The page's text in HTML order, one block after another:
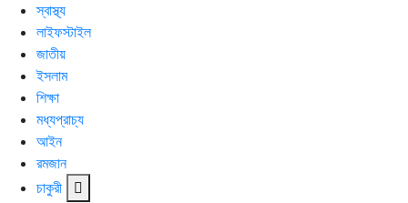
স্বাস্থ্য
লাইফস্টাইল
জাতীয়
ইসলাম
শিক্ষা
মধ্যপ্রাচ্য
আইন
রমজান
চাকুরী